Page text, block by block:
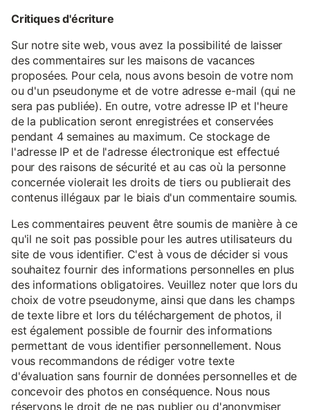
Critiques d'écriture
Sur notre site web, vous avez la possibilité de laisser
des commentaires sur les maisons de vacances
proposées. Pour cela, nous avons besoin de votre nom
ou d'un pseudonyme et de votre adresse e-mail (qui ne
sera pas publiée). En outre, votre adresse IP et l'heure
de la publication seront enregistrées et conservées
pendant 4 semaines au maximum. Ce stockage de
l'adresse IP et de l'adresse électronique est effectué
pour des raisons de sécurité et au cas où la personne
concernée violerait les droits de tiers ou publierait des
contenus illégaux par le biais d'un commentaire soumis.
Les commentaires peuvent être soumis de manière à ce
qu'il ne soit pas possible pour les autres utilisateurs du
site de vous identifier. C'est à vous de décider si vous
souhaitez fournir des informations personnelles en plus
des informations obligatoires. Veuillez noter que lors du
choix de votre pseudonyme, ainsi que dans les champs
de texte libre et lors du téléchargement de photos, il
est également possible de fournir des informations
permettant de vous identifier personnellement. Nous
vous recommandons de rédiger votre texte
d'évaluation sans fournir de données personnelles et de
concevoir des photos en conséquence. Nous nous
réservons le droit de ne pas publier ou d'anonymiser